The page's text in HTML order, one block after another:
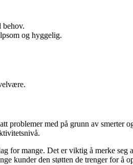
behov.
og hyggelig.
problemer med på grunn av smerter
for mange. Det er viktig å merke
kunder den støtten de trenger for å